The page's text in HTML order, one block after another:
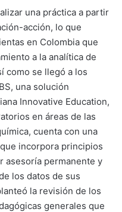
una práctica a partir
acción, lo que
en Colombia que
a la analítica de
como se llegó a los
una solución
Innovative Education,
en áreas de las
cuenta con una
incorpora principios
asesoría permanente y
los datos de sus
la revisión de los
generales que